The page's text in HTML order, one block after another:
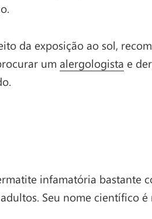
da exposição ao sol,
um alergologista e
infamatória bastante
Seu nome científico é